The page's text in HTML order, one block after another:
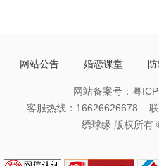
网站公告 婚恋课堂
网站备案号： 粤
客服热线：16626626678 联
绣球缘 版权所有